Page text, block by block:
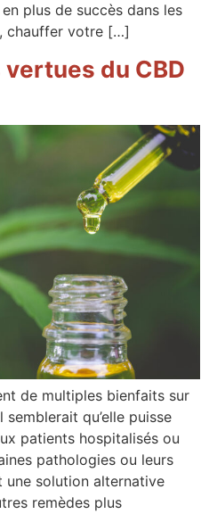
plus de succès dans les
chauffer votre […]
du CBD
de multiples bienfaits sur
qu’elle puisse
patients hospitalisés ou
pathologies ou leurs
une solution alternative
remèdes plus